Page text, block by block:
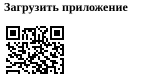
Загрузить приложение